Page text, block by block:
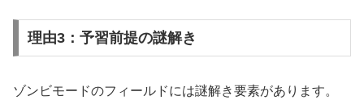
理由3：予習前提の謎解き
ゾンビモードのフィールドには謎解き要素があります。